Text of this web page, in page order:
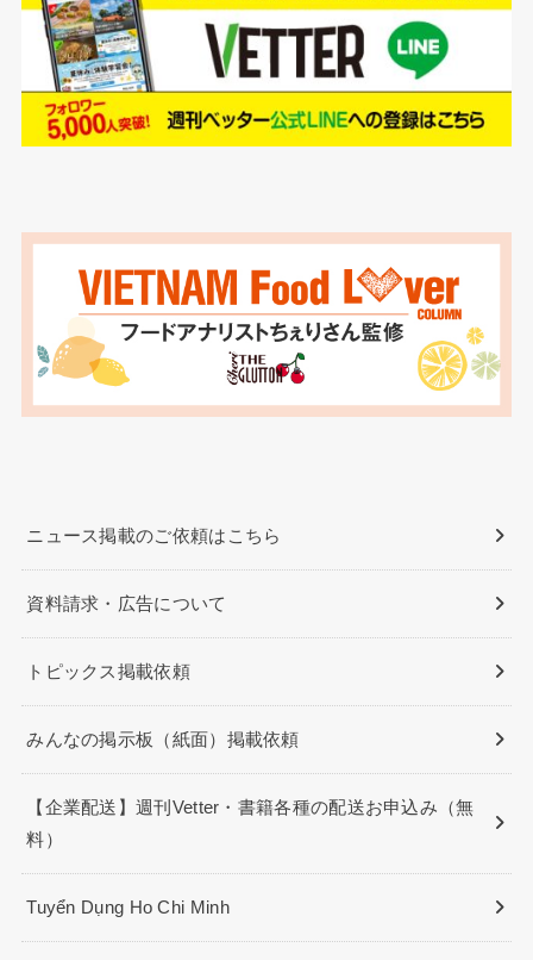
ニュース掲載のご依頼はこちら
資料請求・広告について
トピックス掲載依頼
みんなの掲示板（紙面）掲載依頼
【企業配送】週刊Vetter・書籍各種の配送お申込み（無
料）
Tuyển Dụng Ho Chi Minh